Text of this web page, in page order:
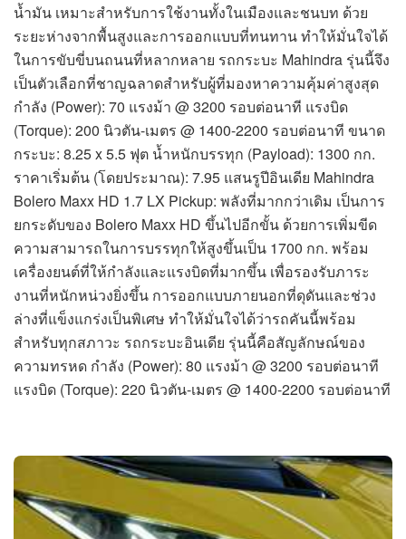
น้ำมัน เหมาะสำหรับการใช้งานทั้งในเมืองและชนบท ด้วย
ระยะห่างจากพื้นสูงและการออกแบบที่ทนทาน ทำให้มั่นใจได้
ในการขับขี่บนถนนที่หลากหลาย รถกระบะ Mahindra รุ่นนี้จึง
เป็นตัวเลือกที่ชาญฉลาดสำหรับผู้ที่มองหาความคุ้มค่าสูงสุด
กำลัง (Power): 70 แรงม้า @ 3200 รอบต่อนาที แรงบิด
(Torque): 200 นิวตัน-เมตร @ 1400-2200 รอบต่อนาที ขนาด
กระบะ: 8.25 x 5.5 ฟุต น้ำหนักบรรทุก (Payload): 1300 กก.
ราคาเริ่มต้น (โดยประมาณ): 7.95 แสนรูปีอินเดีย Mahindra
Bolero Maxx HD 1.7 LX Pickup: พลังที่มากกว่าเดิม เป็นการ
ยกระดับของ Bolero Maxx HD ขึ้นไปอีกขั้น ด้วยการเพิ่มขีด
ความสามารถในการบรรทุกให้สูงขึ้นเป็น 1700 กก. พร้อม
เครื่องยนต์ที่ให้กำลังและแรงบิดที่มากขึ้น เพื่อรองรับภาระ
งานที่หนักหน่วงยิ่งขึ้น การออกแบบภายนอกที่ดุดันและช่วง
ล่างที่แข็งแกร่งเป็นพิเศษ ทำให้มั่นใจได้ว่ารถคันนี้พร้อม
สำหรับทุกสภาวะ รถกระบะอินเดีย รุ่นนี้คือสัญลักษณ์ของ
ความทรหด กำลัง (Power): 80 แรงม้า @ 3200 รอบต่อนาที
แรงบิด (Torque): 220 นิวตัน-เมตร @ 1400-2200 รอบต่อนาที